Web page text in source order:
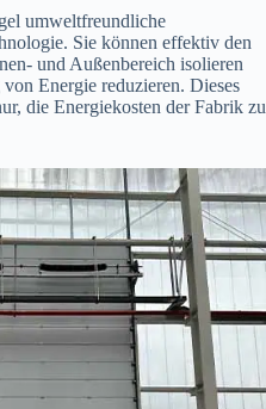
umweltfreundliche
Sie können effektiv den
und Außenbereich isolieren
Energie reduzieren. Dieses
die Energiekosten der Fabrik zu